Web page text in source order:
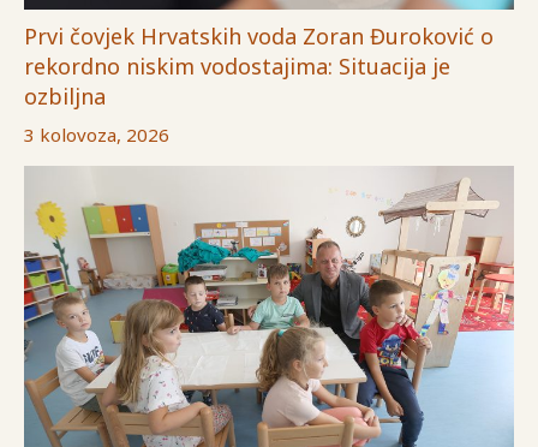
Prvi čovjek Hrvatskih voda Zoran Đuroković o
rekordno niskim vodostajima: Situacija je
ozbiljna
3 kolovoza, 2026